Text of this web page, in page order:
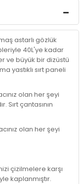
astarlı gözlük
40L'ye kadar
ve büyük bir dizüstü
yastıklı sırt paneli
olan her şeyi
Sırt çantasının
olan her şeyi
çizilmelere karşı
kaplanmıştır.